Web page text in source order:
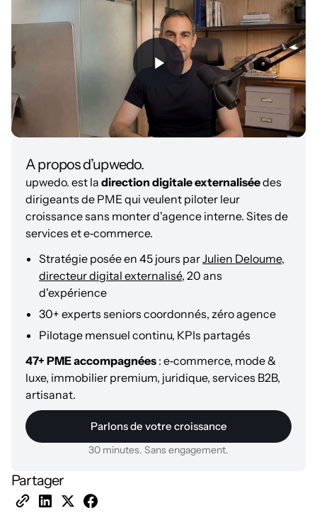
digitales importantes seul, sans expertise senior
pour les challenger ? Est-ce que vous avez plusieurs
prestataires qui ne se parlent pas et dont vous ne
pouvez pas mesurer l'impact global sur votre CA ?
Est-ce que vous voulez accélérer votre croissance
digitale mais ne savez pas par quoi commencer ni
dans quel ordre ? Si vous répondez oui à au moins
deux de ces questions, la direction digitale
externalisée apporte probablement une valeur
supérieure au recrutement ou à l'accumulation de
un premier diagnostic.
A propos d’upwedo.
upwedo. est la direction digitale externaliséedes
dirigeants de PME qui veulent piloter leur
croissance sans monter d'agence interne. Sites de
services et e‑commerce.
Stratégie posée en 45 jours parJulien Deloume,
directeur digital externalisé, 20 ans
d'expérience
30+ experts seniors coordonnés, zéro agence
Pilotage mensuel continu, KPIs partagés
47+ PME accompagnées : e‑commerce, mode &
luxe, immobilier premium, juridique, services B2B,
artisanat.
Parlons de votre croissance
30 minutes. Sans engagement.
Partager